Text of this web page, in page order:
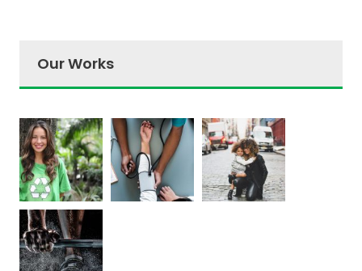
Our Works